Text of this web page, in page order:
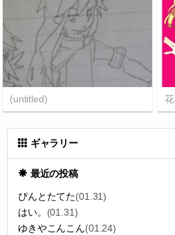
(untitled) 花
ギャラリー
最近の投稿
ぴんとたてた(01.31)
はい。 (01.31)
ゆきやこんこん(01.24)